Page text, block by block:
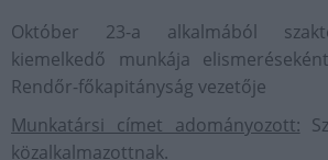
Október 23-a alkalmából
kiemelkedő munkája
Rendőr-főkapitányság vezetője
Munkatársi címet adományozott:
közalkalmazottnak.